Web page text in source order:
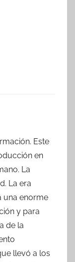
Este
en
La
La era
una enorme
y para
de la
llevó a los